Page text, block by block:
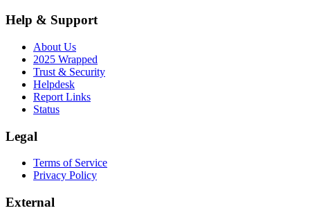
Help & Support
About Us
2025 Wrapped
Trust & Security
Helpdesk
Report Links
Status
Legal
Terms of Service
Privacy Policy
External